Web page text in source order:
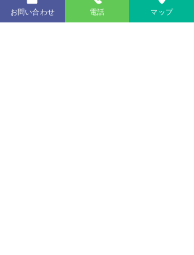
東京弁護士会所属
お問い合わせ 電話 マップ